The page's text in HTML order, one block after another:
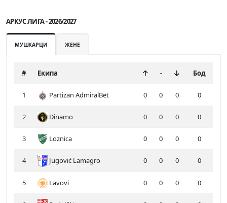
АРКУС ЛИГА - 2026/2027
МУШКАРЦИ ЖЕНЕ
# Екипа - Бод
1 Partizan AdmiralBet 0 0 0 0
2 Dinamo 0 0 0 0
3 Loznica 0 0 0 0
4 Jugović Lamagro 0 0 0 0
5 Lavovi 0 0 0 0